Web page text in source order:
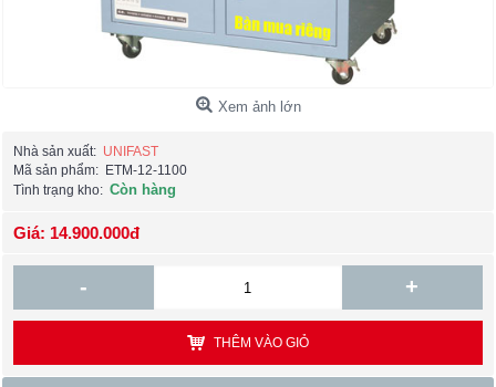
Xem ảnh lớn
Nhà sản xuất: UNIFAST
Mã sản phẩm: ETM-12-1100
Tình trạng kho: Còn hàng
Giá: 14.900.000đ
- +
THÊM VÀO GIỎ